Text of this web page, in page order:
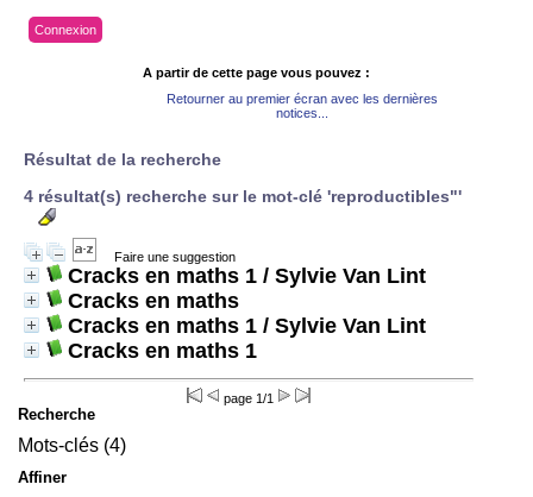
Connexion
A partir de cette page vous pouvez :
Retourner au premier écran avec les dernières
notices...
Résultat de la recherche
4 résultat(s) recherche sur le mot-clé 'reproductibles"'
Faire une suggestion
Cracks en maths 1 / Sylvie Van Lint
Cracks en maths
Cracks en maths 1 / Sylvie Van Lint
Cracks en maths 1
page 1/1
Recherche
Mots-clés (4)
Affiner